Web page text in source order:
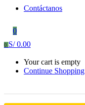
Contáctanos
0
0 S/0.00
Your cart is empty
Continue Shopping